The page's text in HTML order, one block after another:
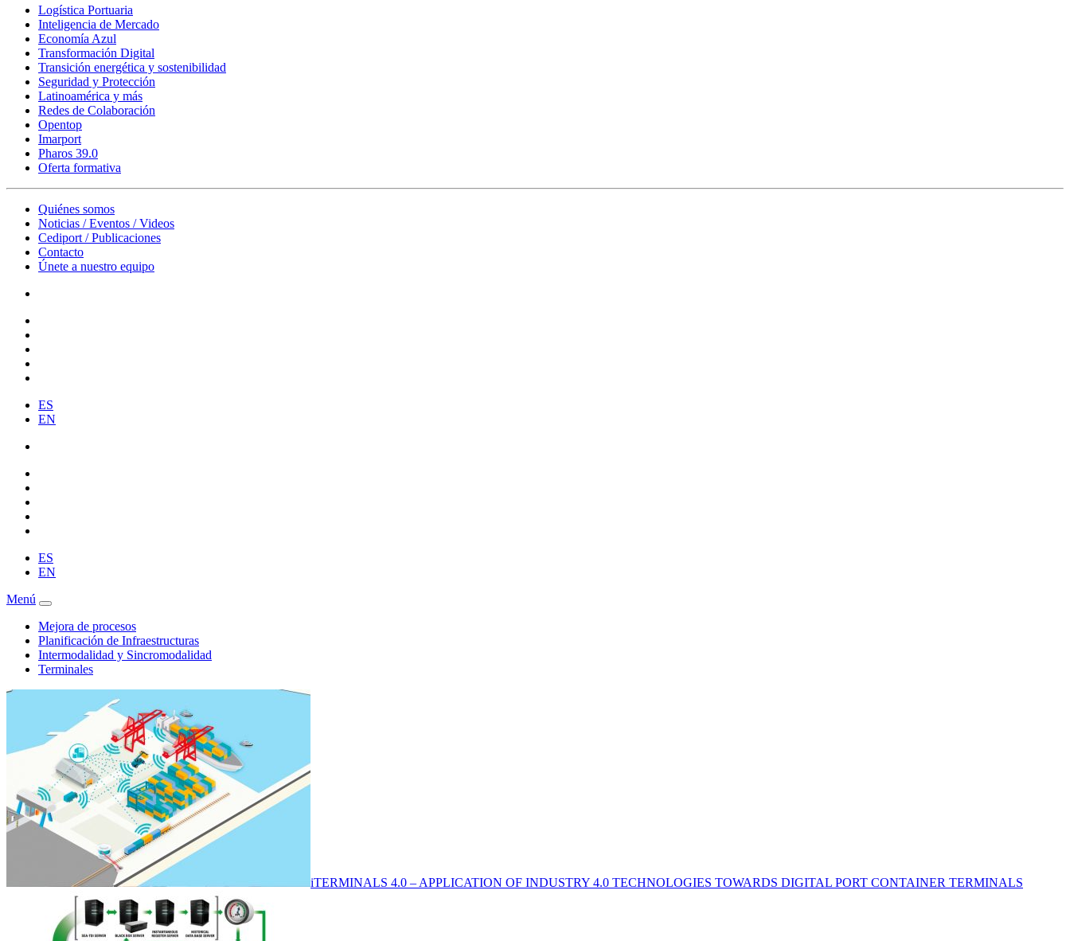
Logística Portuaria
Inteligencia de Mercado
Economía Azul
Transformación Digital
Transición energética y sostenibilidad
Seguridad y Protección
Latinoamérica y más
Redes de Colaboración
Opentop
Imarport
Pharos 39.0
Oferta formativa
Quiénes somos
Noticias / Eventos / Videos
Cediport / Publicaciones
Contacto
Únete a nuestro equipo
ES
EN
ES
EN
Menú
Mejora de procesos
Planificación de Infraestructuras
Intermodalidad y Sincromodalidad
Terminales
iTERMINALS 4.0 – APPLICATION OF INDUSTRY 4.0 TECHNOLOGIES TOWARDS DIGITAL PORT CONTAINER TERMINALS